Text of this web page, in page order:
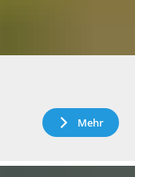
Mehr